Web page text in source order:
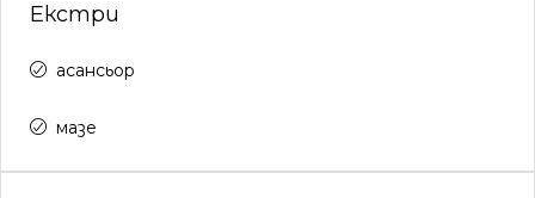
Екстри
асансьор
мазе